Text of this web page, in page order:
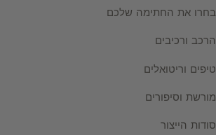
בחרו את החתימה שלכם
הרכב ורכיבים
טיפים וריטואלים
מורשת וסיפורים
סודות הייצור